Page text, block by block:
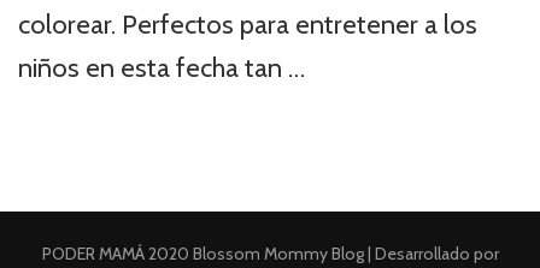
colorear. Perfectos para entretener a los
niños en esta fecha tan …
PODER MAMÁ 2020 Blossom Mommy Blog | Desarrollado por